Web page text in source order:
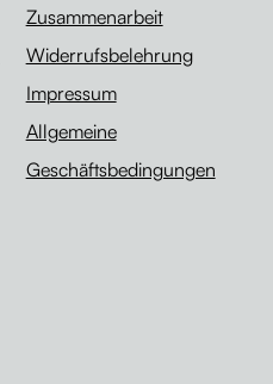
Zusammenarbeit
Widerrufsbelehrung
Impressum
Allgemeine
Geschäftsbedingungen